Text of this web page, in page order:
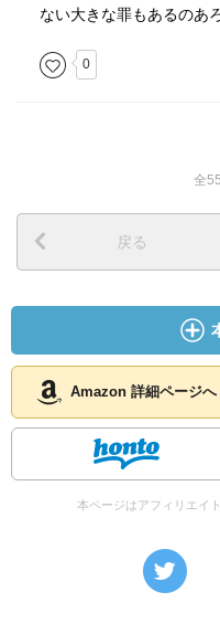
ない大きな罪もあるのあ
0
全
戻る
Amazon 詳細ページへ
本ページはアフィリエイ